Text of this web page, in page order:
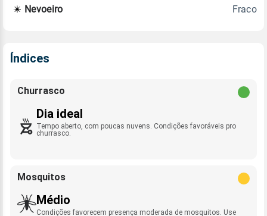
Nevoeiro Fraco
Índices
Churrasco
Dia ideal
Tempo aberto, com poucas nuvens. Condições favoráveis pro
churrasco.
Mosquitos
Médio
Condições favorecem presença moderada de mosquitos. Use